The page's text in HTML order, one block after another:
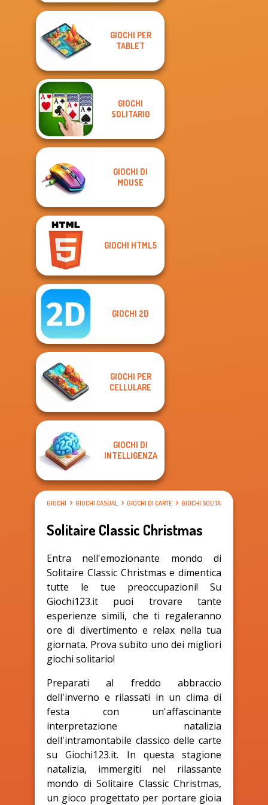
GIOCHI PER
TABLET
GIOCHI
SOLITARIO
GIOCHI DI
MOUSE
GIOCHI HTML5
GIOCHI 2D
GIOCHI PER
CELLULARE
GIOCHI DI
INTELLIGENZA
GIOCHI GIOCHI CASUAL GIOCHI DI CARTE GIOCHI SOLITARIO
Solitaire Classic Christmas
Entra nell'emozionante mondo di
Solitaire Classic Christmas e dimentica
tutte le tue preoccupazioni! Su
Giochi123.it puoi trovare tante
esperienze simili, che ti regaleranno
ore di divertimento e relax nella tua
giornata. Prova subito uno dei migliori
giochi solitario!
Preparati al freddo abbraccio
dell'inverno e rilassati in un clima di
festa con un'affascinante
interpretazione natalizia
dell'intramontabile classico delle carte
su Giochi123.it. In questa stagione
natalizia, immergiti nel rilassante
mondo di Solitaire Classic Christmas,
un gioco progettato per portare gioia